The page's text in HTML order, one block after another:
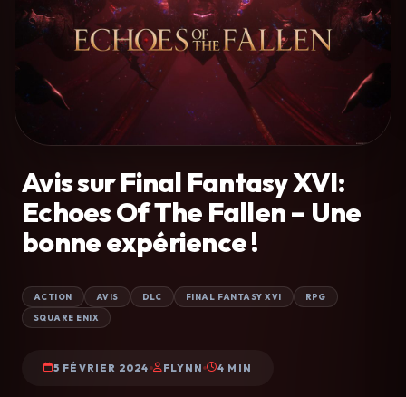
Avis sur Final Fantasy XVI:
Echoes Of The Fallen – Une
bonne expérience !
ACTION AVIS DLC FINAL FANTASY XVI RPG
SQUARE ENIX
5 FÉVRIER 2024 FLYNN 4 MIN